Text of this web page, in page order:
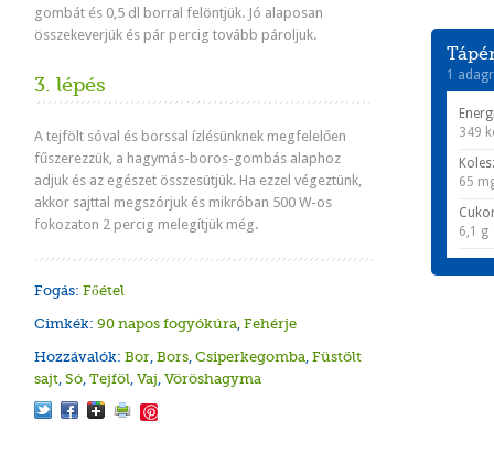
gombát és 0,5 dl borral felöntjük. Jó alaposan
összekeverjük és pár percig tovább pároljuk.
3. lépés
A tejfölt sóval és borssal ízlésünknek megfelelően
fűszerezzük, a hagymás-boros-gombás alaphoz
adjuk és az egészet összesütjük. Ha ezzel végeztünk,
akkor sajttal megszórjuk és mikróban 500 W-os
fokozaton 2 percig melegítjük még.
Fogás: Főétel
Cimkék: 90 napos fogyókúra, Fehérje
Hozzávalók: Bor, Bors, Csiperkegomba, Füstölt
sajt, Só, Tejföl, Vaj, Vöröshagyma
1
349
65
6,1 g